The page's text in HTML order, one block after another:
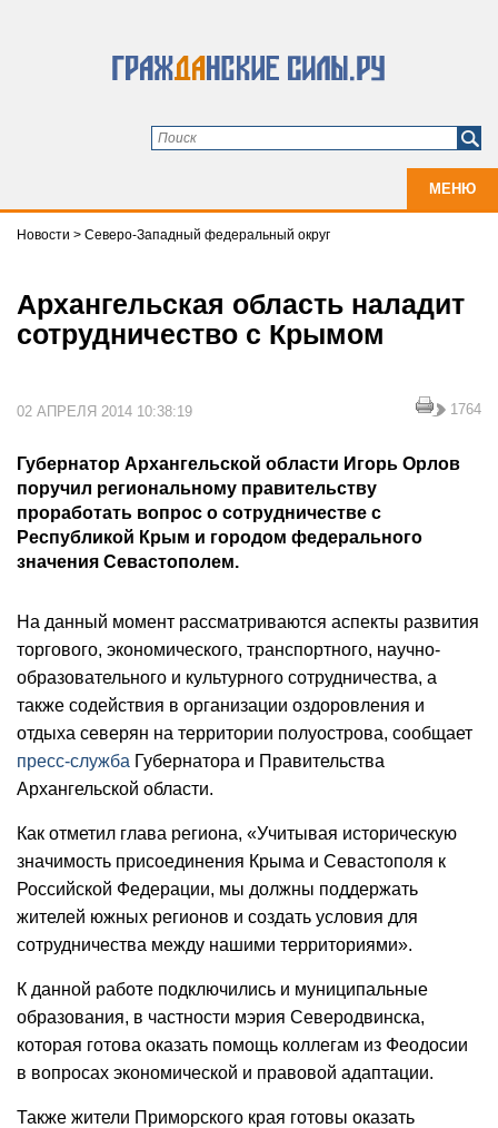
МЕНЮ
Новости > Северо-Западный федеральный округ
Архангельская область наладит
сотрудничество с Крымом
02 АПРЕЛЯ 2014 10:38:19 1764
Губернатор Архангельской области Игорь Орлов
поручил региональному правительству
проработать вопрос о сотрудничестве с
Республикой Крым и городом федерального
значения Севастополем.
На данный момент рассматриваются аспекты развития
торгового, экономического, транспортного, научно-
образовательного и культурного сотрудничества, а
также содействия в организации оздоровления и
отдыха северян на территории полуострова, сообщает
пресс-служба Губернатора и Правительства
Архангельской области.
Как отметил глава региона, «Учитывая историческую
значимость присоединения Крыма и Севастополя к
Российской Федерации, мы должны поддержать
жителей южных регионов и создать условия для
сотрудничества между нашими территориями».
К данной работе подключились и муниципальные
образования, в частности мэрия Северодвинска,
которая готова оказать помощь коллегам из Феодосии
в вопросах экономической и правовой адаптации.
Также жители Приморского края готовы оказать